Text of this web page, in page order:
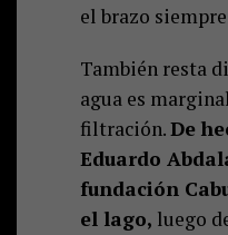
el brazo siempre
También resta
agua es
filtración.De
Eduardo
fundación
el lago, luego